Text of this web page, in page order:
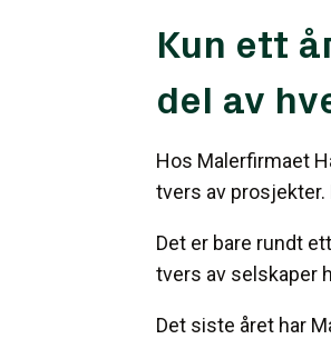
Kun ett
del av
Hos Malerfirmaet
tvers av
Det er bare rundt
tvers av selskaper
Det siste året har